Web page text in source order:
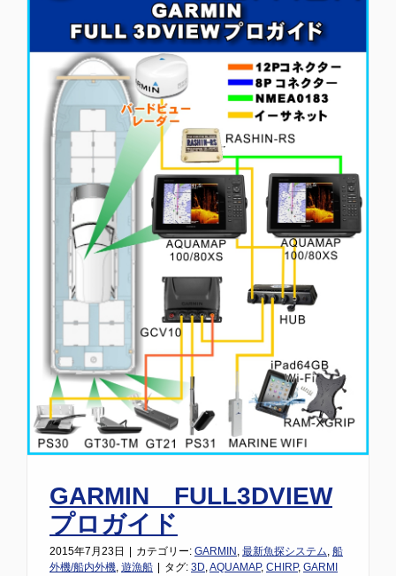
GARMIN FULL3DVIEW
プロガイド
2015年7月23日 カテゴリー: GARMIN , 最新魚探システム, 船
外機/船内外機, 遊漁船 タグ: 3D,AQUAMAP, CHIRP, GARMI